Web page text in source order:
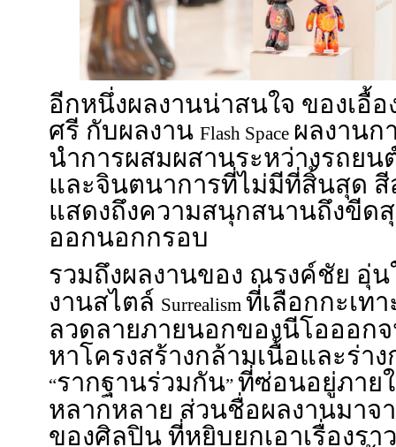
อีกหนึ่งผลงานน่าสนใจ ของเ
ศรี กับผลงาน Flash Space ผลงานก
นำการผสมผสานระหว่างรถยน
และจินตนาการที่ไม่มีที่สิ้นสุด
แสดงถึงความสนุกสนานถึงขีด
ออกนอกกรอบ
รวมถึงผลงานของ ณรงค์ชัย อุ่
งานสไตล์ Surrealism ที่เลือกกะเท
ลวดลายภายนอกของนีโอออก
หาโครงสร้างกล้ามเนื้อและร่า
“รากฐานร่วมกัน” ที่ซ่อนอยู่ภาย
หลากหลาย ส่วนชื่อผลงานมา
ของศิลปิน ที่หยิบยกเอาเรื่องร